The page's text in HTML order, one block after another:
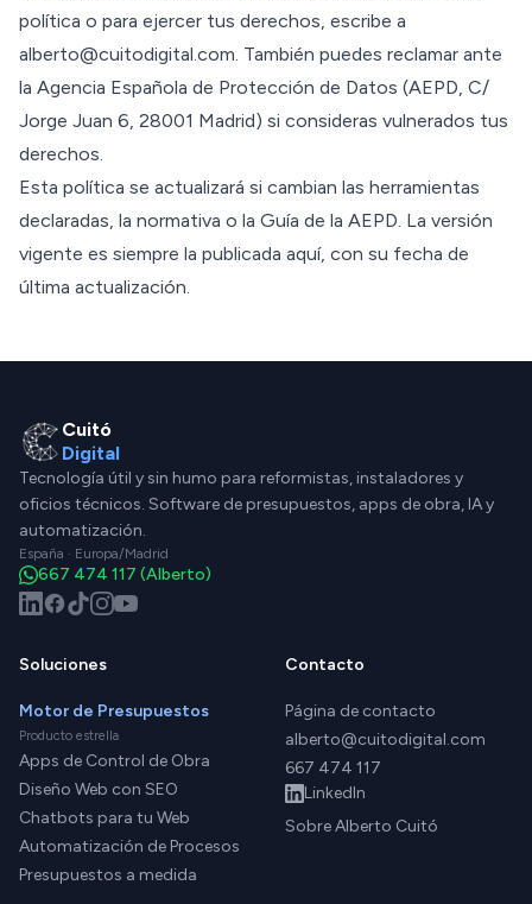
política o para ejercer tus derechos, escribe a
alberto@cuitodigital.com. También puedes reclamar ante
la Agencia Española de Protección de Datos (AEPD, C/
Jorge Juan 6, 28001 Madrid) si consideras vulnerados tus
derechos.
Esta política se actualizará si cambian las herramientas
declaradas, la normativa o la Guía de la AEPD. La versión
vigente es siempre la publicada aquí, con su fecha de
última actualización.
Cuitó
Digital
Tecnología útil y sin humo para reformistas, instaladores y
oficios técnicos. Software de presupuestos, apps de obra, IA y
automatización.
España · Europa/Madrid
667 474 117 (Alberto)
Soluciones
Motor de Presupuestos
Producto estrella
Apps de Control de Obra
Diseño Web con SEO
Chatbots para tu Web
Automatización de Procesos
Presupuestos a medida
Contacto
Página de contacto
alberto@cuitodigital.com
667 474 117
LinkedIn
Sobre Alberto Cuitó